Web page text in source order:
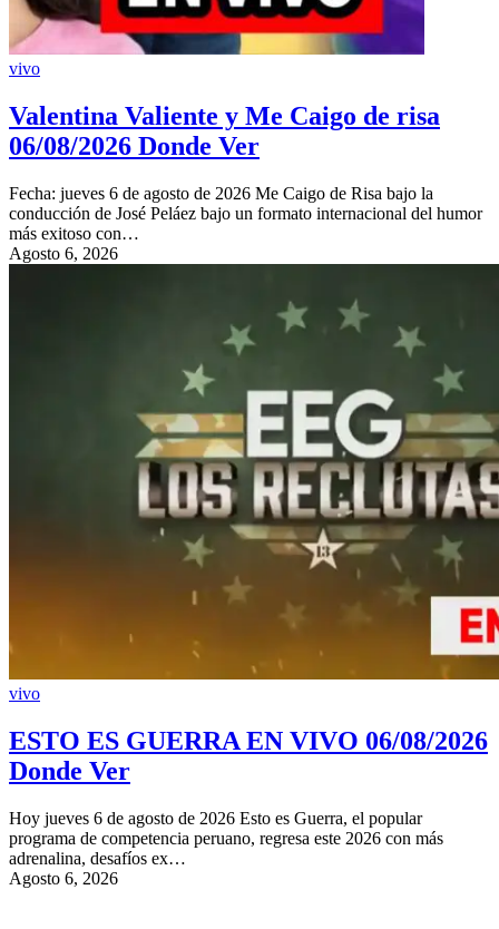
vivo
Valentina Valiente y Me Caigo de risa
06/08/2026 Donde Ver
Fecha: jueves 6 de agosto de 2026 Me Caigo de Risa bajo la
conducción de José Peláez bajo un formato internacional del humor
más exitoso con…
Agosto 6, 2026
vivo
ESTO ES GUERRA EN VIVO 06/08/2026
Donde Ver
Hoy jueves 6 de agosto de 2026 Esto es Guerra, el popular
programa de competencia peruano, regresa este 2026 con más
adrenalina, desafíos ex…
Agosto 6, 2026